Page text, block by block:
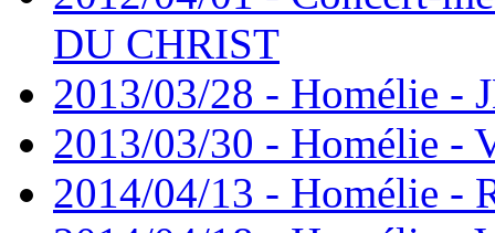
DU CHRIST
2013/03/28 - Homélie -
2013/03/30 - Homélie -
2014/04/13 - Homélie -